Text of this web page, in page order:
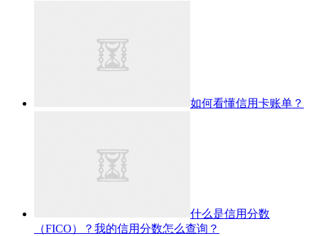
如何看懂信用卡账单？
什么是信用分数
（FICO）？我的信用分数怎么查询？